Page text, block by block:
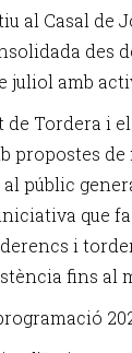
al Casal de
des
juliol amb
de Tordera i
propostes
públic
que
i
fins al